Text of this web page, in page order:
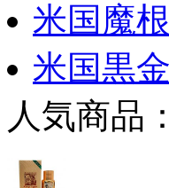
米国魔根
米国黒
人気商品：